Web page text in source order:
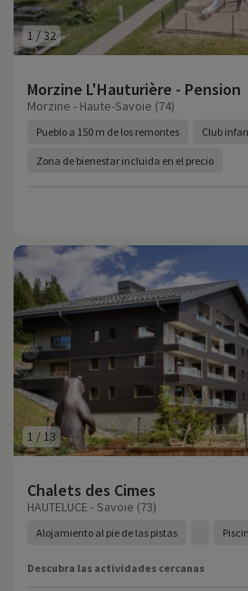
1 /32
Morzine L'Hauturière - Pension
Morzine - Haute-Savoie (74)
Pueblo a 150 m de los remontes Club
Zona de bienestar incluida en el precio
1 /13
Chalets des Cimes
HAUTELUCE - Savoie (73)
Alojamiento al pie de las pistas
Descubra las actividades cercanas